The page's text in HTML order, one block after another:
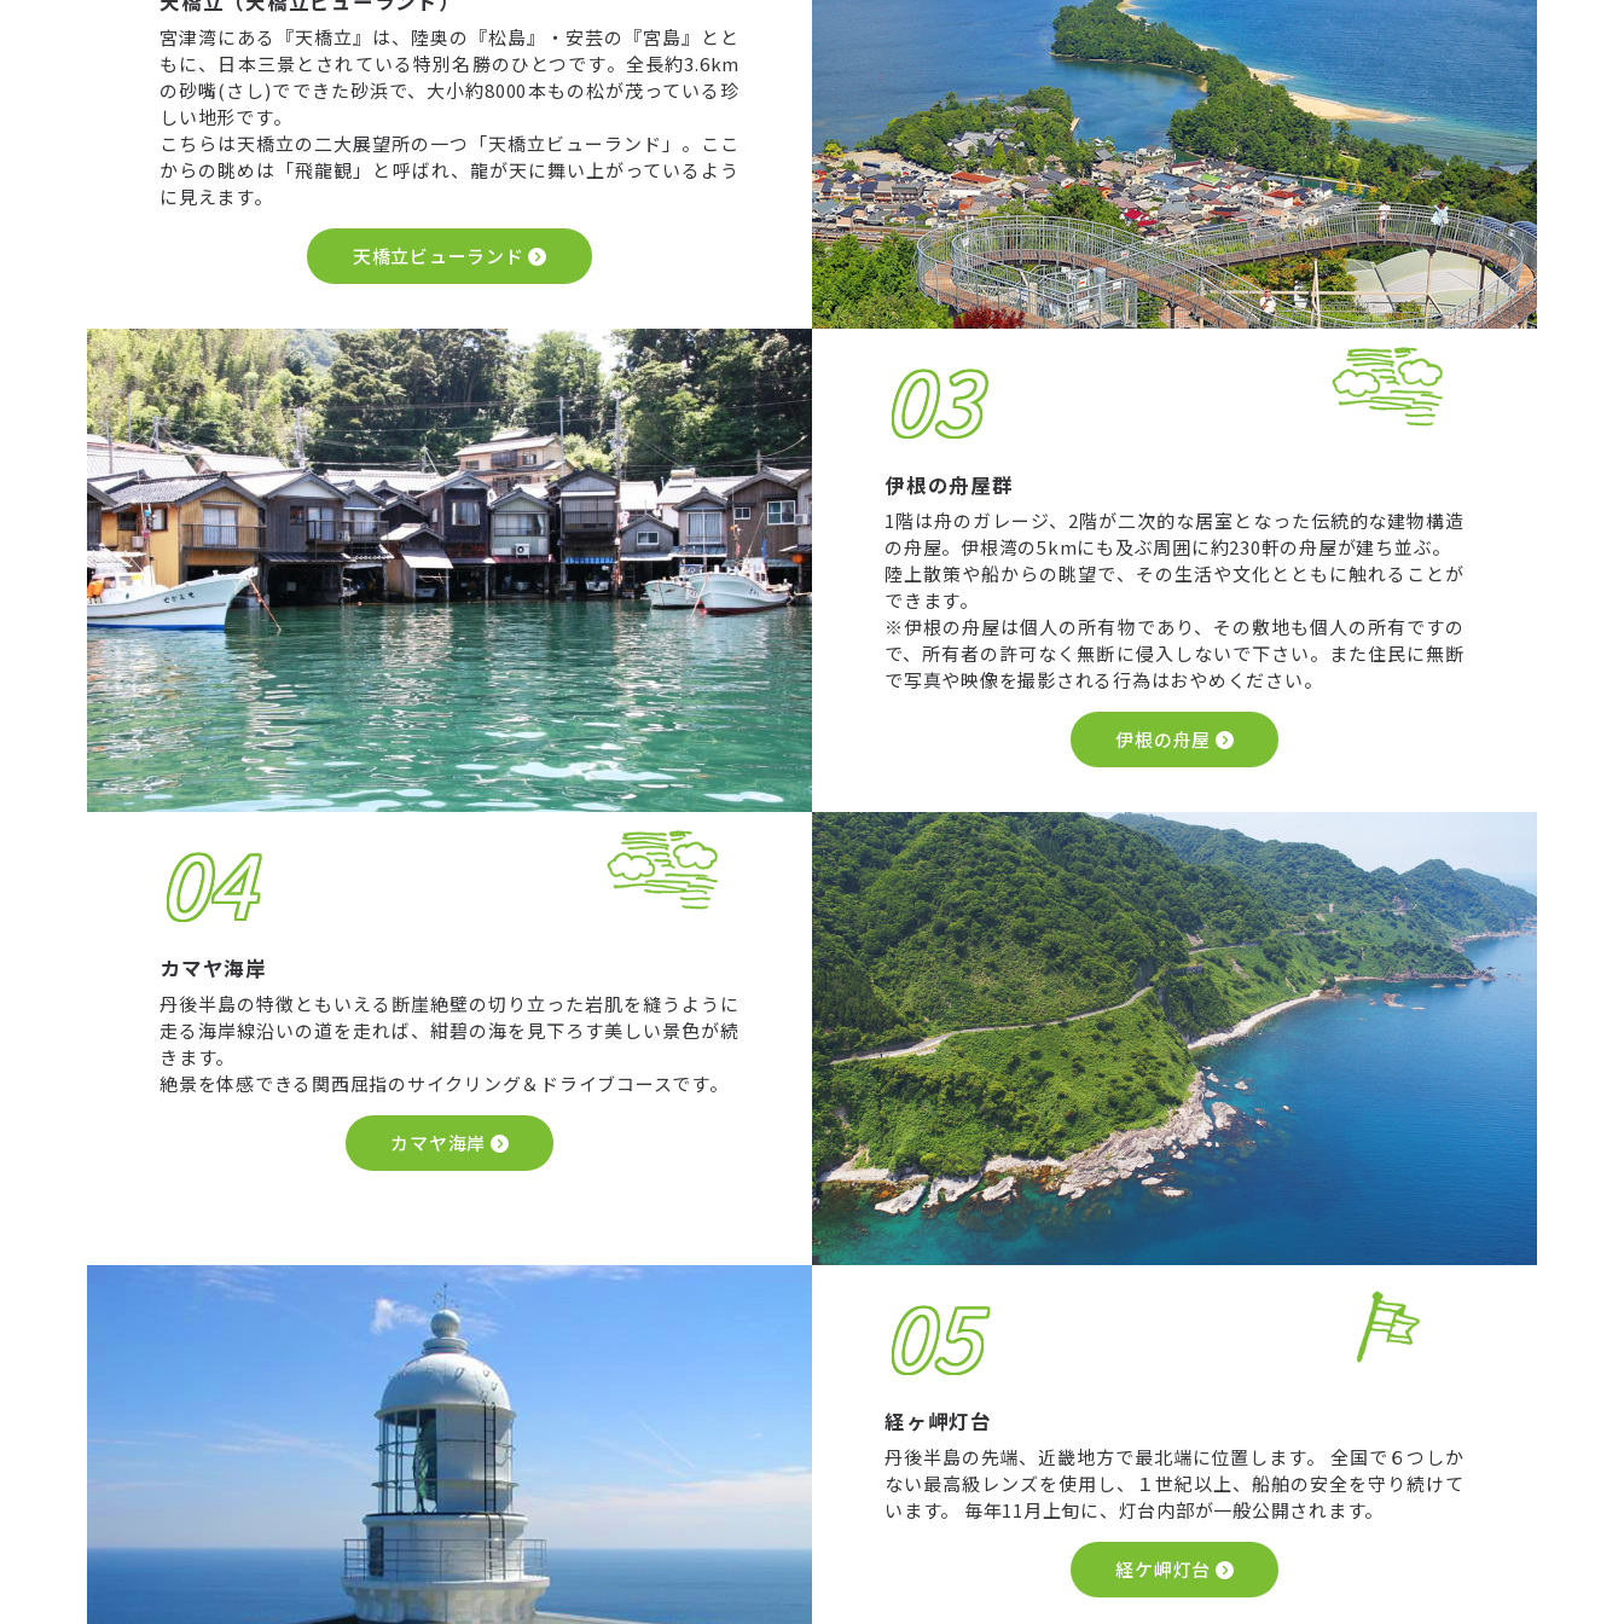
宮津湾にある『天橋立』は、陸奥の『松島』・安芸の『宮島』とと
もに、日本三景とされている特別名勝のひとつです。全長約3.6km
の砂嘴(さし)でできた砂浜で、大小約8000本もの松が茂っている珍
しい地形です。
こちらは天橋立の二大展望所の一つ「天橋立ビューランド」。ここ
からの眺めは「飛龍観」と呼ばれ、龍が天に舞い上がっているよう
に見えます。
天橋立ビューランド
03
伊根の舟屋群
1階は舟のガレージ、2階が二次的な居室となった伝統的な建物構造
の舟屋。伊根湾の5kmにも及ぶ周囲に約230軒の舟屋が建ち並ぶ。
陸上散策や船からの眺望で、その生活や文化とともに触れることが
できます。
※伊根の舟屋は個人の所有物であり、その敷地も個人の所有ですの
で、所有者の許可なく無断に侵入しないで下さい。また住民に無断
で写真や映像を撮影される行為はおやめください。
伊根の舟屋
04
カマヤ海岸
丹後半島の特徴ともいえる断崖絶壁の切り立った岩肌を縫うように
走る海岸線沿いの道を走れば、紺碧の海を見下ろす美しい景色が続
きます。
絶景を体感できる関西屈指のサイクリング＆ドライブコースです。
カマヤ海岸
05
経ヶ岬灯台
丹後半島の先端、近畿地方で最北端に位置します。 全国で６つしか
ない最高級レンズを使用し、１世紀以上、船舶の安全を守り続けて
います。 毎年11月上旬に、灯台内部が一般公開されます。
経ケ岬灯台